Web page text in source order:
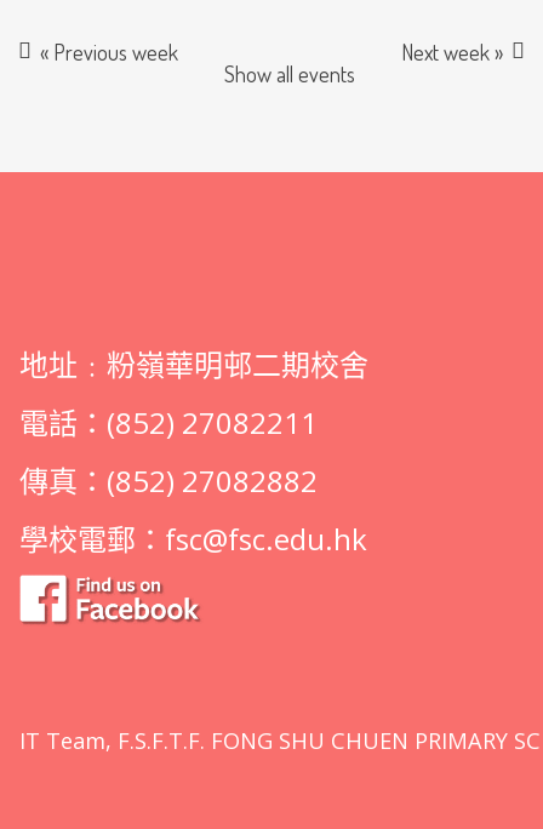
« Previous week
Show all events
Next week »
地址﹕粉嶺華明邨二期校舍
電話：(852) 27082211
傳真：(852) 27082882
學校電郵： fsc@fsc.edu.hk
IT Team, F.S.F.T.F. FONG SHU CHUEN PRIMARY